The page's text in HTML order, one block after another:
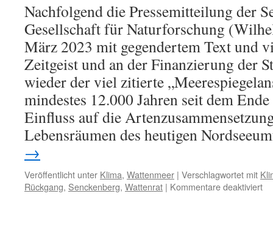
Nachfolgend die Pressemitteilung der
Gesellschaft für Naturforschung
März 2023 mit gegendertem Text und
Zeitgeist und an der Finanzierung der
wieder der viel zitierte
mindestes 12.000 Jahren seit dem
Einfluss auf die
Lebensräumen des heutigen
→
Veröffentlicht unter Klima, Wattenmeer | Verschlagwortet mit
Rückgang, Senckenberg, Wattenrat | Kommentare deaktiviertfür